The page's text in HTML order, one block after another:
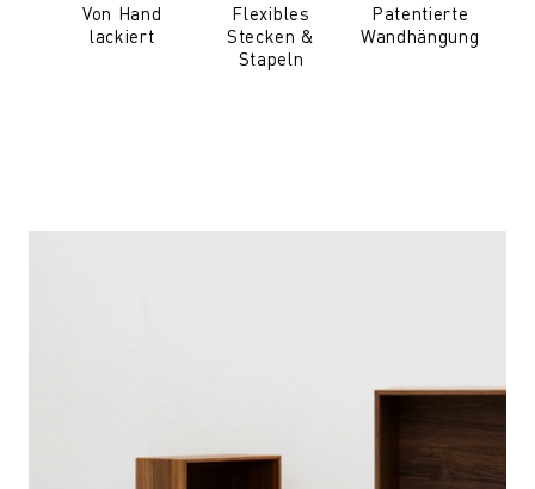
Von Hand
lackiert
Flexibles
Stecken &
Stapeln
Patentierte
Wandhängung